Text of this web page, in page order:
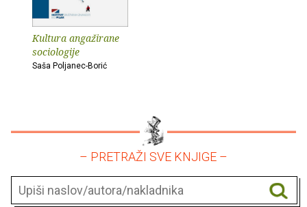
Kultura angažirane
sociologije
Saša Poljanec-Borić
– PRETRAŽI SVE KNJIGE –